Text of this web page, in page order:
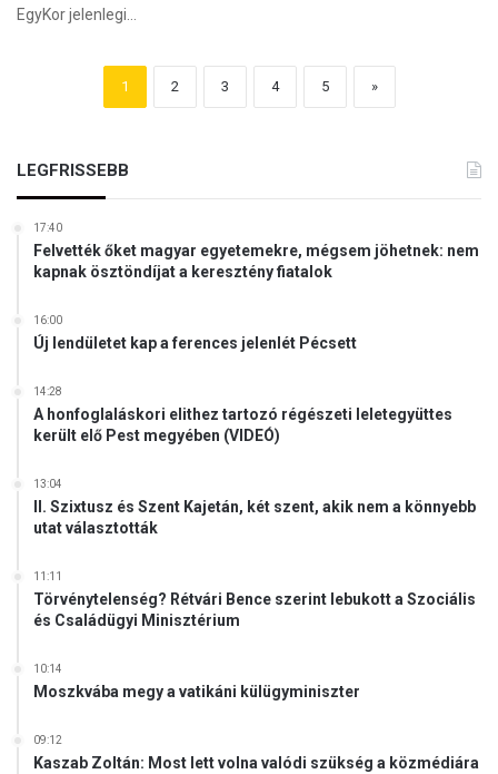
EgyKor jelenlegi…
1 2 3 4 5 »
LEGFRISSEBB
17:40
Felvették őket magyar egyetemekre, mégsem jöhetnek: nem
kapnak ösztöndíjat a keresztény fiatalok
16:00
Új lendületet kap a ferences jelenlét Pécsett
14:28
A honfoglaláskori elithez tartozó régészeti leletegyüttes
került elő Pest megyében (VIDEÓ)
13:04
II. Szixtusz és Szent Kajetán, két szent, akik nem a könnyebb
utat választották
11:11
Törvénytelenség? Rétvári Bence szerint lebukott a Szociális
és Családügyi Minisztérium
10:14
Moszkvába megy a vatikáni külügyminiszter
09:12
Kaszab Zoltán: Most lett volna valódi szükség a közmédiára